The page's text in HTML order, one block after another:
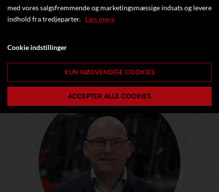
med vores salgsfremmende og marketingsmæssige indsats og levere
indhold fra tredjeparter. Læs mere
Cookie indstillinger
KUN NØDVENDIGE COOKIES
ACCEPTER ALLE COOKIES